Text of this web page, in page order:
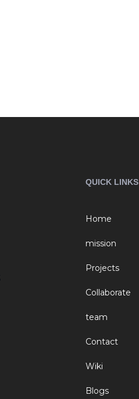
QUICK LINKS
Home
mission
Projects
Collaborate
team
Contact
Wiki
Blogs